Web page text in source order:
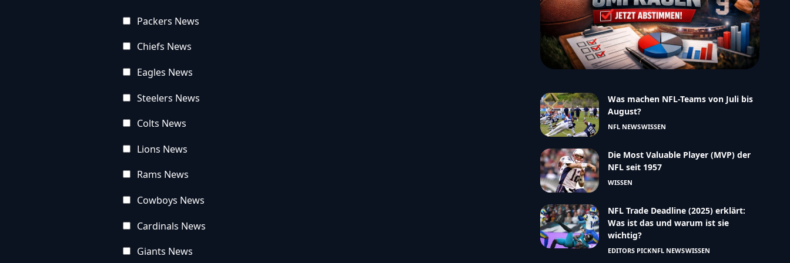
Packers News
Chiefs News
Eagles News
Steelers News
Colts News
Lions News
Rams News
Cowboys News
Cardinals News
Giants News
Was machen NFL-Teams von Juli bis
August?
NFL NEWSWISSEN
Die Most Valuable Player (MVP) der
NFL seit 1957
WISSEN
NFL Trade Deadline (2025) erklärt:
Was ist das und warum ist sie
wichtig?
EDITORS PICKNFL NEWSWISSEN